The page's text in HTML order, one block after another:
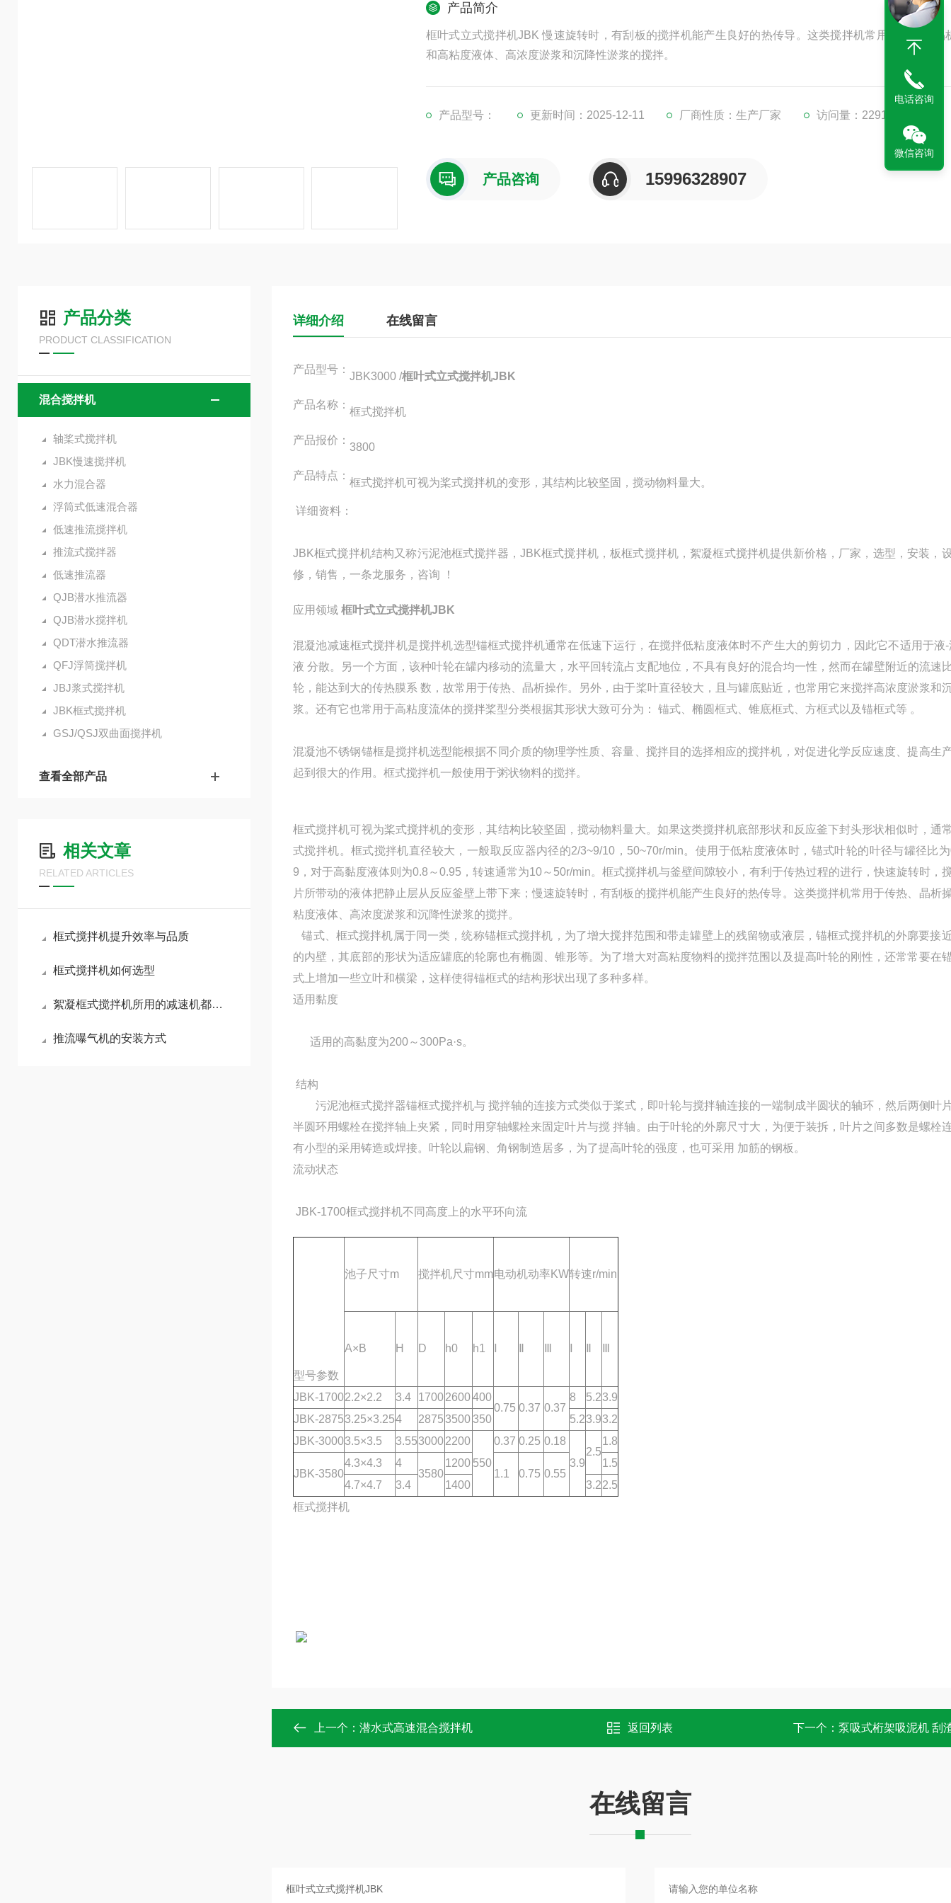
产品简介
框叶式立式搅拌机JBK 慢速旋转时，有刮板的搅拌机能产生良好的热传导。这类搅拌机常用于传热、晶
和高粘度液体、高浓度淤浆和沉降性淤浆的搅拌。
产品型号： 更新时间：2025-12-11 厂商性质：生产厂家 访问量：2291
产品咨询 15996328907
产品分类
PRODUCT CLASSIFICATION
混合搅拌机
轴桨式搅拌机
JBK慢速搅拌机
水力混合器
浮筒式低速混合器
低速推流搅拌机
推流式搅拌器
低速推流器
QJB潜水推流器
QJB潜水搅拌机
QDT潜水推流器
QFJ浮筒搅拌机
JBJ浆式搅拌机
JBK框式搅拌机
GSJ/QSJ双曲面搅拌机
查看全部产品
相关文章
RELATED ARTICLES
框式搅拌机提升效率与品质
框式搅拌机如何选型
絮凝框式搅拌机所用的减速机都需要考虑哪些因素？
推流曝气机的安装方式
详细介绍 在线留言
产品型号：
JBK3000 /框叶式立式搅拌机JBK
产品名称：
框式搅拌机
产品报价：
3800
产品特点：
框式搅拌机可视为桨式搅拌机的变形，其结构比较坚固，搅动物料量大。
详细资料：
JBK框式搅拌机结构又称污泥池框式搅拌器，JBK框式搅拌机，板框式搅拌机，絮凝框式搅拌机提供新价格，厂家，选型，安装，
修，销售，一条龙服务，咨询 ！
应用领域 框叶式立式搅拌机JBK
混凝池减速框式搅拌机是搅拌机选型锚框式搅拌机通常在低速下运行，在搅拌低粘度液体时不产生大的剪切力，因此它不适用于液
液 分散。另一个方面，该种叶轮在罐内移动的流量大，水平回转流占支配地位，不具有良好的混合均一性，然而在罐壁附近的流速
轮，能达到大的传热膜系 数，故常用于传热、晶析操作。另外，由于桨叶直径较大，且与罐底贴近，也常用它来搅拌高浓度淤浆和
浆。还有它也常用于高粘度流体的搅拌桨型分类根据其形状大致可分为： 锚式、椭圆框式、锥底框式、方框式以及锚框式等 。
混凝池不锈钢锚框是搅拌机选型能根据不同介质的物理学性质、容量、搅拌目的选择相应的搅拌机，对促进化学反应速度、提高生
起到很大的作用。框式搅拌机一般使用于粥状物料的搅拌。
框式搅拌机可视为桨式搅拌机的变形，其结构比较坚固，搅动物料量大。如果这类搅拌机底部形状和反应釜下封头形状相似时，通
式搅拌机。框式搅拌机直径较大，一般取反应器内径的2/3~9/10，50~70r/min。使用于低粘度液体时，锚式叶轮的叶径与罐径比
9，对于高黏度液体则为0.8～0.95，转速通常为10～50r/min。框式搅拌机与釜壁间隙较小，有利于传热过程的进行，快速旋转时，
片所带动的液体把静止层从反应釜壁上带下来；慢速旋转时，有刮板的搅拌机能产生良好的热传导。这类搅拌机常用于传热、晶析
粘度液体、高浓度淤浆和沉降性淤浆的搅拌。
锚式、框式搅拌机属于同一类，统称锚框式搅拌机，为了增大搅拌范围和带走罐壁上的残留物或液层，锚框式搅拌机的外廓要接
的内壁，其底部的形状为适应罐底的轮廓也有椭圆、锥形等。为了增大对高粘度物料的搅拌范围以及提高叶轮的刚性，还常常要在
式上增加一些立叶和横梁，这样使得锚框式的结构形状出现了多种多样。
适用黏度
适用的高黏度为200～300Pa·s。
结构
污泥池框式搅拌器锚框式搅拌机与 搅拌轴的连接方式类似于桨式，即叶轮与搅拌轴连接的一端制成半圆状的轴环，然后两侧叶
半圆环用螺栓在搅拌轴上夹紧，同时用穿轴螺栓来固定叶片与搅 拌轴。由于叶轮的外廓尺寸大，为便于装拆，叶片之间多数是螺栓
有小型的采用铸造或焊接。叶轮以扁钢、角钢制造居多，为了提高叶轮的强度，也可采用 加筋的钢板。
流动状态
JBK-1700框式搅拌机不同高度上的水平环向流
型号参数
池子尺寸m 搅拌机尺寸mm电动机动率KW转速r/min
A×B H D h0 h1
JBK-17002.2×2.2 3.4 17002600400
0.75 0.37 0.37
8 5.23.9
JBK-28753.25×3.254 28753500350 5.23.93.2
JBK-30003.5×3.5 3.5530002200
550
0.37 0.25 0.18
3.9
2.5
1.8
JBK-3580
4.3×4.3
4
3580
1200
1.1
0.75 0.55
1.5
4.7×4.7
3.4 1400 3.22.5
框式搅拌机
上一个： 潜水式高速混合搅拌机 返回列表 下一个： 泵吸式桁架吸泥机 刮
在线留言
电话咨询
微信咨询